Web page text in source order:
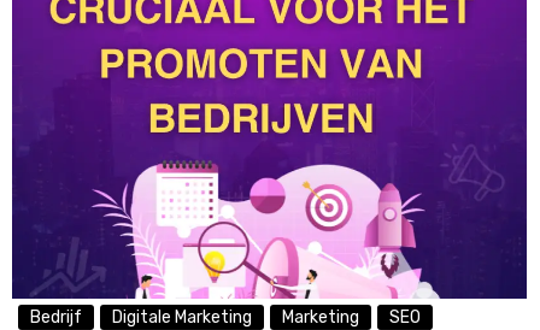
Bedrijf Digitale Marketing Marketing SEO